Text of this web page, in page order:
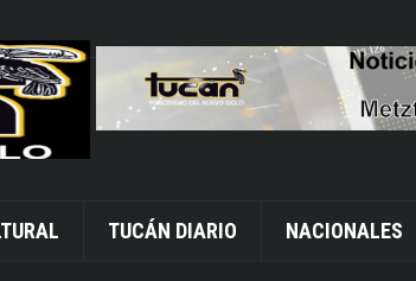
TUCÁN DIARIO NACIONALES